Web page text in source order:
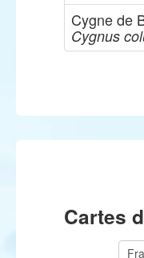
Cygne de
Cygnus
Cartes